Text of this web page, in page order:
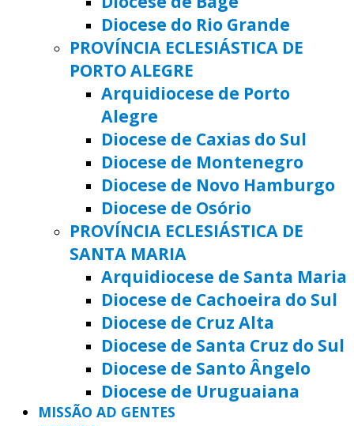
Diocese do Rio Grande
PROVÍNCIA ECLESIÁSTICA DE
PORTO ALEGRE
Arquidiocese de Porto
Alegre
Diocese de Caxias do Sul
Diocese de Montenegro
Diocese de Novo Hamburgo
Diocese de Osório
PROVÍNCIA ECLESIÁSTICA DE
SANTA MARIA
Arquidiocese de Santa Maria
Diocese de Cachoeira do Sul
Diocese de Cruz Alta
Diocese de Santa Cruz do Sul
Diocese de Santo Ângelo
Diocese de Uruguaiana
MISSÃO AD GENTES